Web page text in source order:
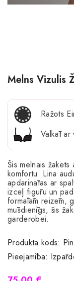
Melns Vizulis
Ražots
Valkāt ar
Šis melnais
komfortu. Lina
apdarinātas ar
izceļ figūru un
formālām reizēm,
mūsdienīgs, šis
garderobei.
Produkta kods:
Pieejamība: